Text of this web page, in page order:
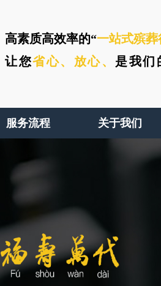
高素质高效率的“一站式殡葬
让您省心、 放心、 是我们
服务流程 关于我们